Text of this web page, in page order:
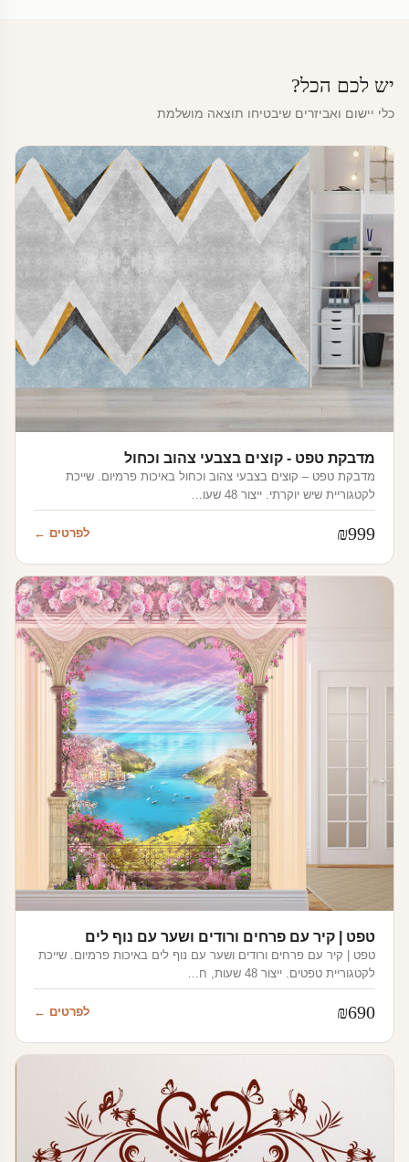
יש לכם הכל?
כלי יישום ואביזרים שיבטיחו תוצאה מושלמת
מדבקת טפט - קוצים בצבעי צהוב וכחול
מדבקת טפט – קוצים בצבעי צהוב וכחול באיכות פרמיום. שייכת
לקטגוריית שיש יוקרתי. ייצור 48 שעו…
₪999 לפרטים ←
טפט | קיר עם פרחים ורודים ושער עם נוף לים
טפט | קיר עם פרחים ורודים ושער עם נוף לים באיכות פרמיום. שייכת
לקטגוריית טפטים. ייצור 48 שעות, ח…
₪690 לפרטים ←